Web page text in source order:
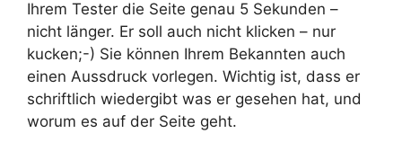
Ihrem Tester die Seite genau 5 Sekunden –
nicht länger. Er soll auch nicht klicken – nur
kucken;-) Sie können Ihrem Bekannten auch
einen Aussdruck vorlegen. Wichtig ist, dass er
schriftlich wiedergibt was er gesehen hat, und
worum es auf der Seite geht.